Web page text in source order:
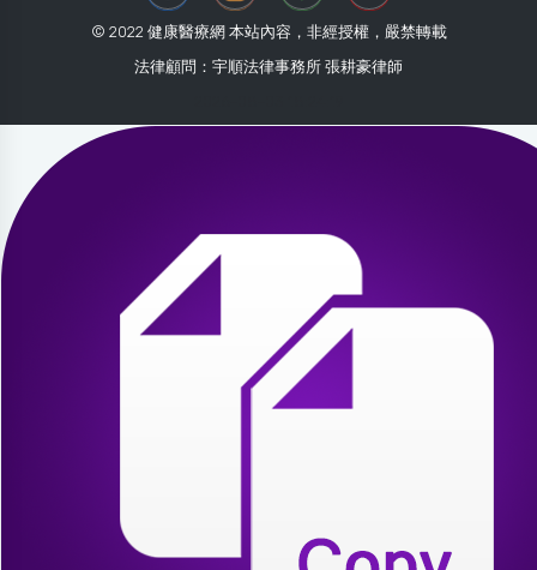
© 2022 健康醫療網 本站內容，非經授權，嚴禁轉載
法律顧問：宇順法律事務所 張耕豪律師